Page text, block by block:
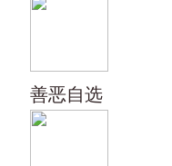
善恶自选